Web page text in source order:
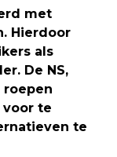
met
Hierdoor
als
De NS,
roepen
voor te
te